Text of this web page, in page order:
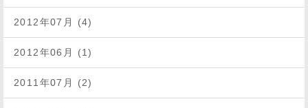
2012年07月 (4)
2012年06月 (1)
2011年07月 (2)